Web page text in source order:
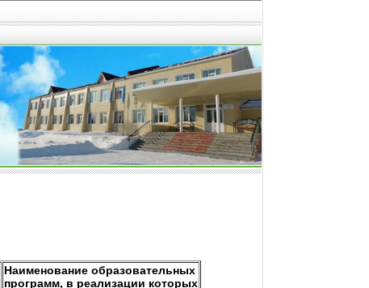
Наименование образовательных
программ, в реализации которых